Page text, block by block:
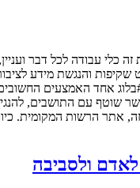
כלי עבודה לכל דבר
שקיפות והנגשת מידע
אחד האמצעים
שוטף עם התושבים,
זה, אתר הרשות המקומית.
ולסביבה